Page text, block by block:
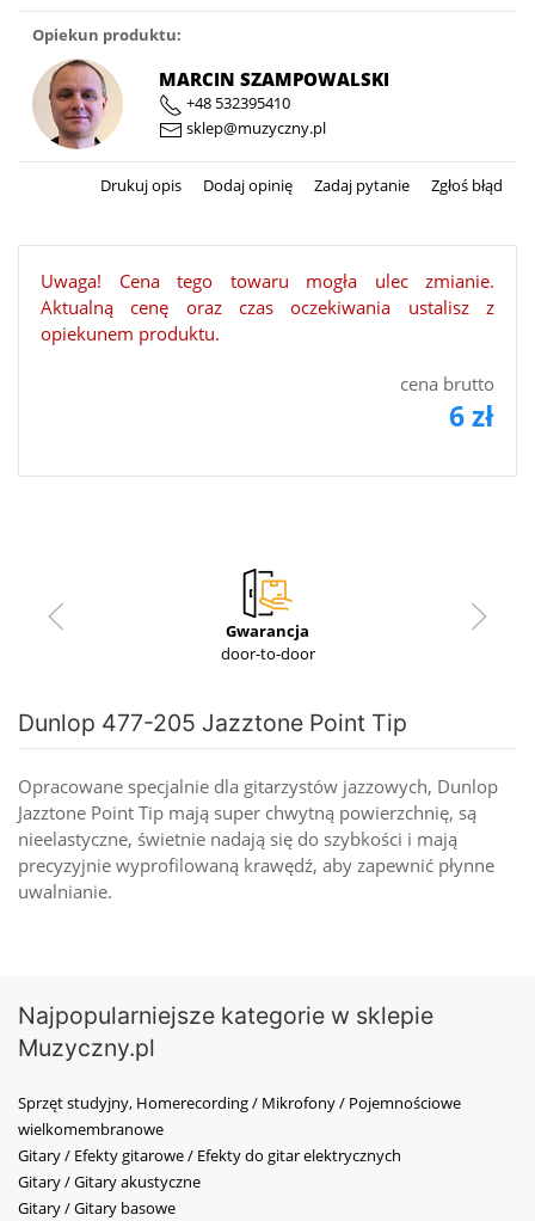
Opiekun produktu:
MARCIN SZAMPOWALSKI
+48 532395410
sklep@muzyczny.pl
Drukuj opis Dodaj opinię Zadaj pytanie Zgłoś błąd
Uwaga! Cena tego towaru mogła ulec zmianie.
Aktualną cenę oraz czas oczekiwania ustalisz z
opiekunem produktu.
cena brutto
6 zł
Gwarancja
door-to-door
Dunlop 477-205 Jazztone Point Tip
Opracowane specjalnie dla gitarzystów jazzowych, Dunlop
Jazztone Point Tip mają super chwytną powierzchnię, są
nieelastyczne, świetnie nadają się do szybkości i mają
precyzyjnie wyprofilowaną krawędź, aby zapewnić płynne
uwalnianie.
Najpopularniejsze kategorie w sklepie
Muzyczny.pl
Sprzęt studyjny, Homerecording / Mikrofony / Pojemnościowe
wielkomembranowe
Gitary / Efekty gitarowe / Efekty do gitar elektrycznych
Gitary / Gitary akustyczne
Gitary / Gitary basowe